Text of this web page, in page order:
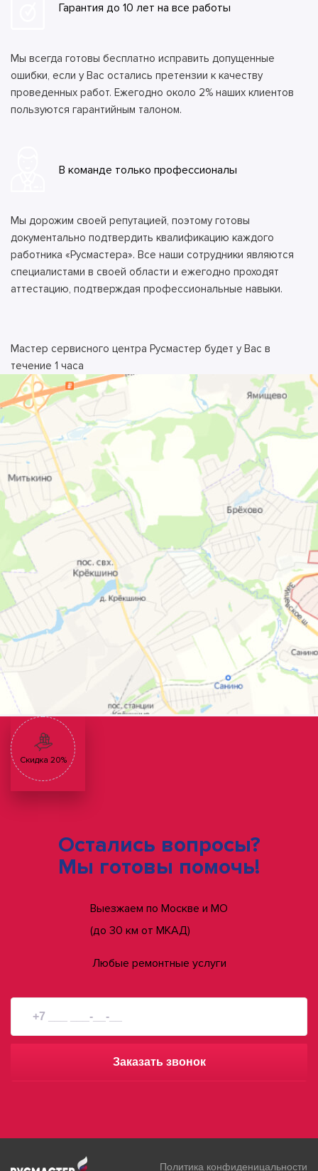
Гарантия до 10 лет на все работы
Мы всегда готовы бесплатно исправить допущенные
ошибки, если у Вас остались претензии к качеству
проведенных работ. Ежегодно около 2% наших клиентов
пользуются гарантийным талоном.
В команде только профессионалы
Мы дорожим своей репутацией, поэтому готовы
документально подтвердить квалификацию каждого
работника «Русмастера». Все наши сотрудники являются
специалистами в своей области и ежегодно проходят
аттестацию, подтверждая профессиональные навыки.
Мастер сервисного центра Русмастер будет у Вас в
течение 1 часа
Скидка 20%
Остались вопросы?
Мы готовы помочь!
Выезжаем по Москве и МО
(до 30 км от МКАД)
Любые ремонтные услуги
Заказать звонок
Политика конфиденицальности